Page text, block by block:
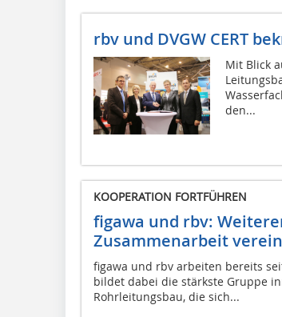
rbv und DVGW CERT
Mit Blick
den...
KOOPERATION FORTFÜHREN
figawa und rbv:
Zusammenarbeit
figawa und rbv arbeiten bereits
bildet dabei die stärkste Gruppe
Rohrleitungsbau, die sich...